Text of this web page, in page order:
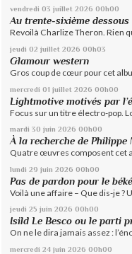
vendredi 03 juillet 2026 00h00
Au trente-sixième dessous
Revoilà Charlize Theron. Rien
jeudi 02 juillet 2026 00h03
Glamour western
Gros coup de cœur pour cet
mercredi 01 juillet 2026 00h00
Lightmotive motivés par
Focus sur un titre électro-pop.
mardi 30 juin 2026 00h00
À la recherche de Philippe
Quatre œuvres composent cet
lundi 29 juin 2026 00h00
Pas de pardon pour le béké
Voilà une affaire – Que dis-je ?
jeudi 25 juin 2026 00h00
Isild Le Besco ou le parti
On ne le dira jamais assez :
mercredi 24 juin 2026 00h00